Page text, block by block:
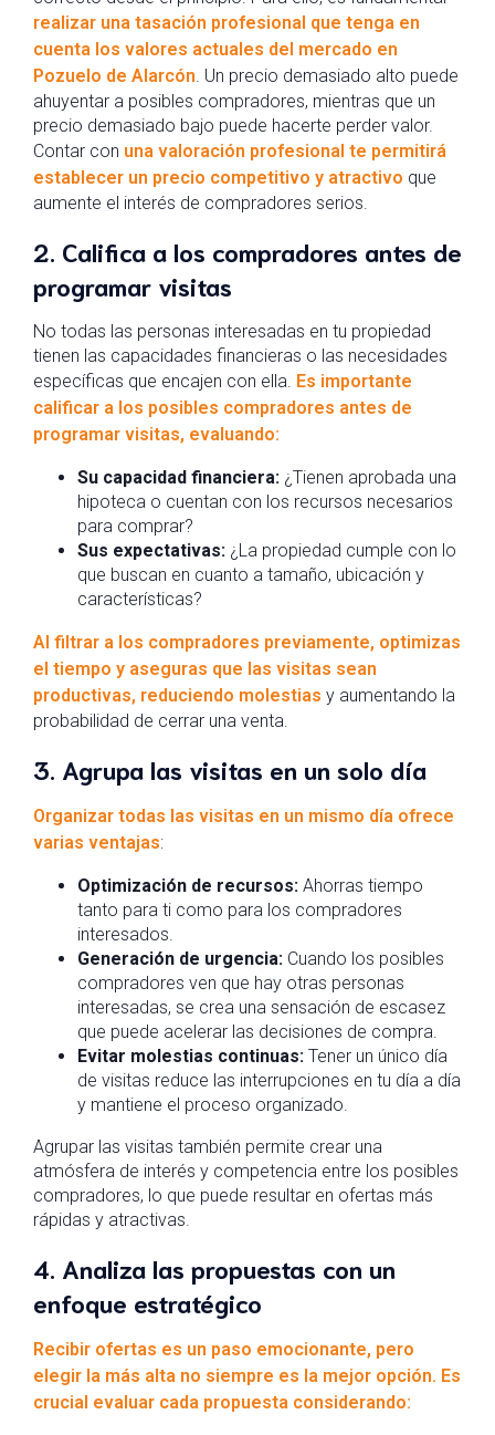
realizar una tasación profesional que tenga en
cuenta los valores actuales del mercado en
Pozuelo de Alarcón. Un precio demasiado alto puede
ahuyentar a posibles compradores, mientras que un
precio demasiado bajo puede hacerte perder valor.
Contar con una valoración profesional te permitirá
establecer un precio competitivo y atractivo que
aumente el interés de compradores serios.
2. Califica a los compradores antes de
programar visitas
No todas las personas interesadas en tu propiedad
tienen las capacidades financieras o las necesidades
específicas que encajen con ella. Es importante
calificar a los posibles compradores antes de
programar visitas, evaluando:
Su capacidad financiera: ¿Tienen aprobada una
hipoteca o cuentan con los recursos necesarios
para comprar?
Sus expectativas: ¿La propiedad cumple con lo
que buscan en cuanto a tamaño, ubicación y
características?
Al filtrar a los compradores previamente, optimizas
el tiempo y aseguras que las visitas sean
productivas, reduciendo molestias y aumentando la
probabilidad de cerrar una venta.
3. Agrupa las visitas en un solo día
Organizar todas las visitas en un mismo día ofrece
varias ventajas:
Optimización de recursos: Ahorras tiempo
tanto para ti como para los compradores
interesados.
Generación de urgencia: Cuando los posibles
compradores ven que hay otras personas
interesadas, se crea una sensación de escasez
que puede acelerar las decisiones de compra.
Evitar molestias continuas: Tener un único día
de visitas reduce las interrupciones en tu día a día
y mantiene el proceso organizado.
Agrupar las visitas también permite crear una
atmósfera de interés y competencia entre los posibles
compradores, lo que puede resultar en ofertas más
rápidas y atractivas.
4. Analiza las propuestas con un
enfoque estratégico
Recibir ofertas es un paso emocionante, pero
elegir la más alta no siempre es la mejor opción. Es
crucial evaluar cada propuesta considerando: